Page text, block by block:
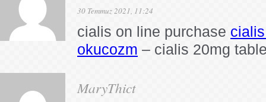
30 Temmuz 2021, 11:24
cialis on line purchase
okucozm – cialis 20mg
MaryThict